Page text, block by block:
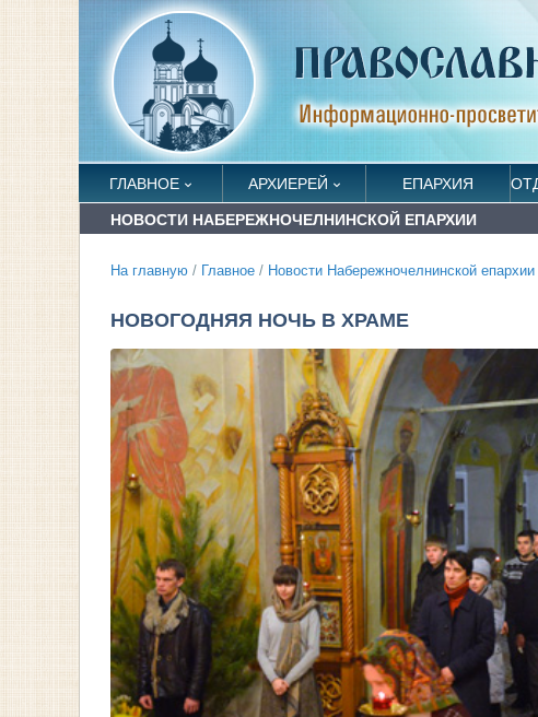
ГЛАВНОЕ АРХИЕРЕЙ ЕПАРХИЯ
НОВОСТИ НАБЕРЕЖНОЧЕЛНИНСКОЙ ЕПАРХИИ
На главную / Главное / Новости Набережночелнинской епархии
НОВОГОДНЯЯ НОЧЬ В ХРАМЕ